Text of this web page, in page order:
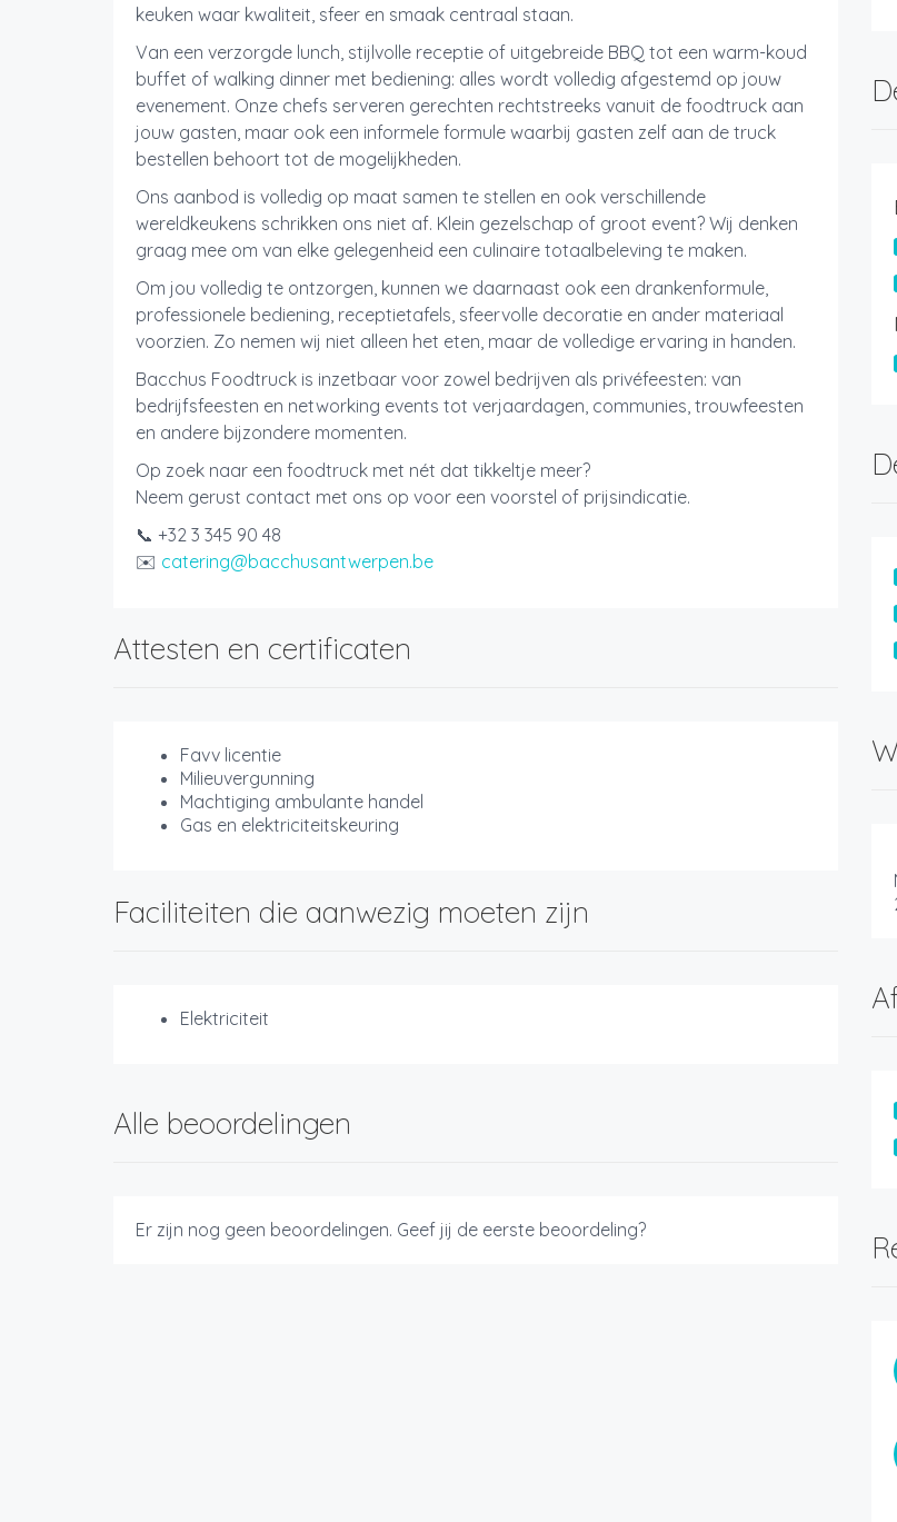
keuken waar kwaliteit, sfeer en smaak centraal staan.
Van een verzorgde lunch, stijlvolle receptie of uitgebreide BBQ tot een warm-koud
buffet of walking dinner met bediening: alles wordt volledig afgestemd op jouw
evenement. Onze chefs serveren gerechten rechtstreeks vanuit de foodtruck aan
jouw gasten, maar ook een informele formule waarbij gasten zelf aan de truck
bestellen behoort tot de mogelijkheden.
Ons aanbod is volledig op maat samen te stellen en ook verschillende
wereldkeukens schrikken ons niet af. Klein gezelschap of groot event? Wij denken
graag mee om van elke gelegenheid een culinaire totaalbeleving te maken.
Om jou volledig te ontzorgen, kunnen we daarnaast ook een drankenformule,
professionele bediening, receptietafels, sfeervolle decoratie en ander materiaal
voorzien. Zo nemen wij niet alleen het eten, maar de volledige ervaring in handen.
Bacchus Foodtruck is inzetbaar voor zowel bedrijven als privéfeesten: van
bedrijfsfeesten en networking events tot verjaardagen, communies, trouwfeesten
en andere bijzondere momenten.
Op zoek naar een foodtruck met nét dat tikkeltje meer?
Neem gerust contact met ons op voor een voorstel of prijsindicatie.
📞 +32 3 345 90 48
✉️ catering@bacchusantwerpen.be
Attesten en certificaten
Favv licentie
Milieuvergunning
Machtiging ambulante handel
Gas en elektriciteitskeuring
Faciliteiten die aanwezig moeten zijn
Elektriciteit
Alle beoordelingen
Er zijn nog geen beoordelingen. Geef jij de eerste beoordeling?